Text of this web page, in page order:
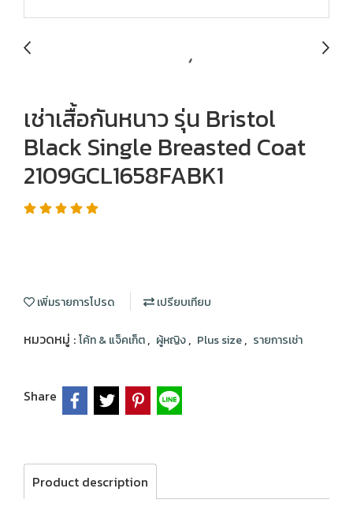
เช่าเสื้อกันหนาว รุ่น Bristol
Black Single Breasted Coat
2109GCL1658FABK1
เพิ่มรายการโปรด เปรียบเทียบ
หมวดหมู่ :โค้ท & แจ็คเก็ต, ผู้หญิง, Plus size, รายการเช่า
Share
Product description